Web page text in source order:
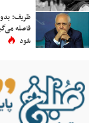
ظریف:
فاصله
شود